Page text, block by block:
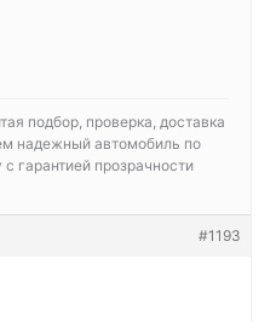
подбор, проверка, доставка
надежный автомобиль по
гарантией прозрачности
#1193